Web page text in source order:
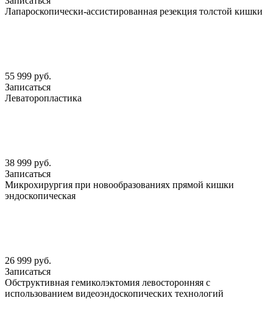
Лапароскопически-ассистированная резекция толстой кишки
55 999 руб.
Записаться
Леваторопластика
38 999 руб.
Записаться
Микрохирургия при новообразованиях прямой кишки
эндоскопическая
26 999 руб.
Записаться
Обструктивная гемиколэктомия левосторонняя с
использованием видеоэндоскопических технологий